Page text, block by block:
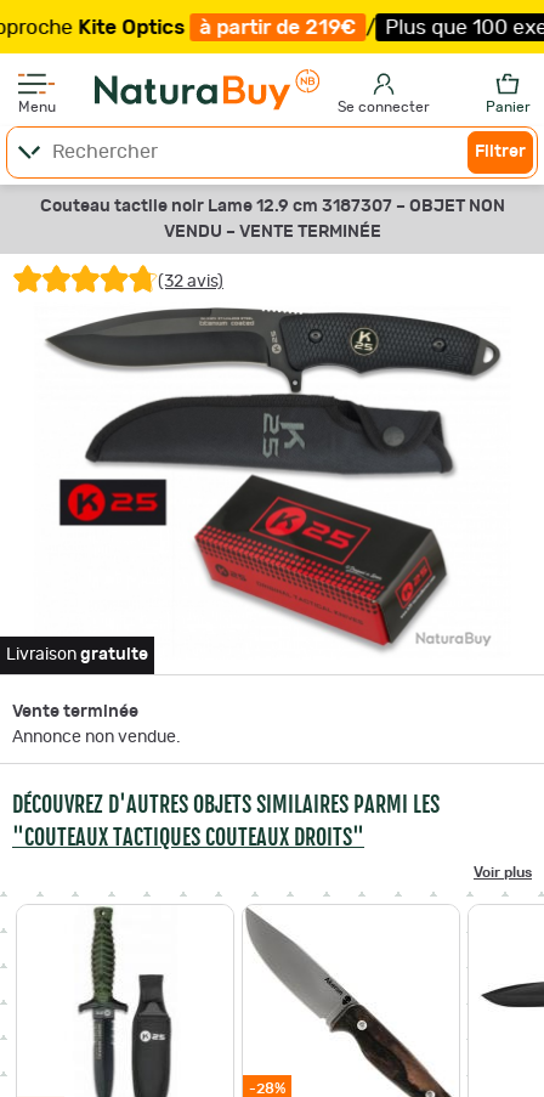
Kite Optics à partir de 219€ / Plus que 100
Menu Se connecter Panier
Filtrer
Couteau tactile noir Lame 12.9 cm 3187307 – OBJET NON
VENDU – VENTE TERMINÉE
(32 avis)
Livraison gratuite
Vente terminée
Annonce non vendue.
DÉCOUVREZ D'AUTRES OBJETS SIMILAIRES PARMI LES
"COUTEAUX TACTIQUES COUTEAUX DROITS"
Voir plus
-28%